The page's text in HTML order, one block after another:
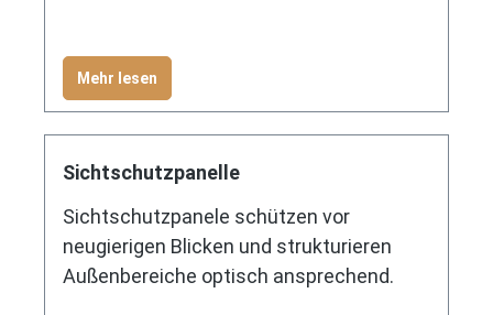
Mehr lesen
Sichtschutzpanelle
Sichtschutzpanele schützen vor
neugierigen Blicken und strukturieren
Außenbereiche optisch ansprechend.